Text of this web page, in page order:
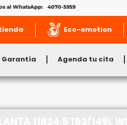
al WhatsApp: 4070-5959
Eco-emotion
Garantía Agenda tu cita